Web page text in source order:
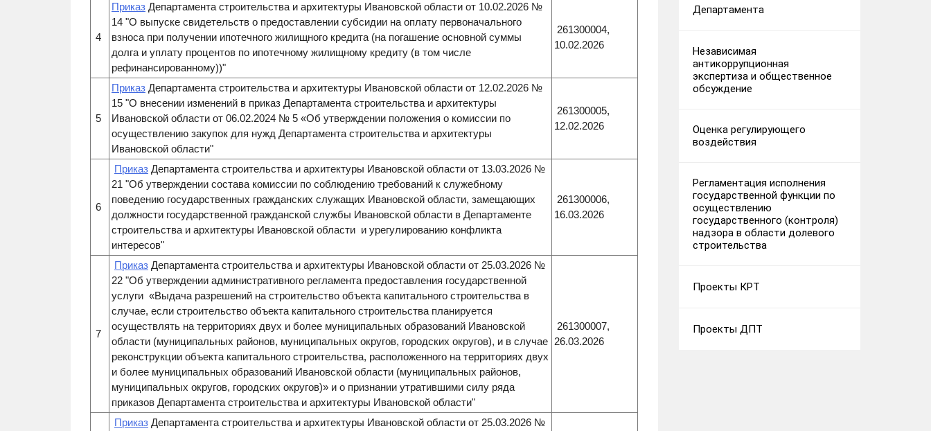
4
Приказ Департамента строительства и архитектуры Ивановской области от 10.02.2026 №
14 "О выпуске свидетельств о предоставлении субсидии на оплату первоначального
взноса при получении ипотечного жилищного кредита (на погашение основной суммы
долга и уплату процентов по ипотечному жилищному кредиту (в том числе
рефинансированному))"
261300004,
10.02.2026
5
Приказ Департамента строительства и архитектуры Ивановской области от 12.02.2026 №
15 "О внесении изменений в приказ Департамента строительства и архитектуры
Ивановской области от 06.02.2024 № 5 «Об утверждении положения о комиссии по
осуществлению закупок для нужд Департамента строительства и архитектуры
Ивановской области"
261300005,
12.02.2026
6
Приказ Департамента строительства и архитектуры Ивановской области от 13.03.2026 №
21 "Об утверждении состава комиссии по соблюдению требований к служебному
поведению государственных гражданских служащих Ивановской области, замещающих
должности государственной гражданской службы Ивановской области в Департаменте
строительства и архитектуры Ивановской области и урегулированию конфликта
интересов"
261300006,
16.03.2026
7
Приказ Департамента строительства и архитектуры Ивановской области от 25.03.2026 №
22 "Об утверждении административного регламента предоставления государственной
услуги «Выдача разрешений на строительство объекта капитального строительства в
случае, если строительство объекта капитального строительства планируется
осуществлять на территориях двух и более муниципальных образований Ивановской
области (муниципальных районов, муниципальных округов, городских округов), и в случае
реконструкции объекта капитального строительства, расположенного на территориях двух
и более муниципальных образований Ивановской области (муниципальных районов,
муниципальных округов, городских округов)» и о признании утратившими силу ряда
приказов Департамента строительства и архитектуры Ивановской области"
261300007,
26.03.2026
Приказ Департамента строительства и архитектуры Ивановской области от 25.03.2026 №
Департамента
Независимая
антикоррупционная
экспертиза и общественное
обсуждение
Оценка регулирующего
воздействия
Регламентация исполнения
государственной функции по
осуществлению
государственного (контроля)
надзора в области долевого
строительства
Проекты КРТ
Проекты ДПТ